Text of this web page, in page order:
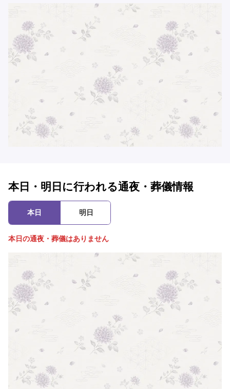
本日・明日に行われる通夜・葬儀情報
本日 明日
本日の通夜・葬儀はありません